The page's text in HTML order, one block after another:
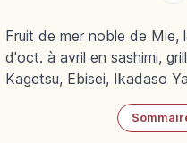
Fruit de mer noble de Mie,
d'oct. à avril en sashimi,
Kagetsu, Ebisei, Ikadaso